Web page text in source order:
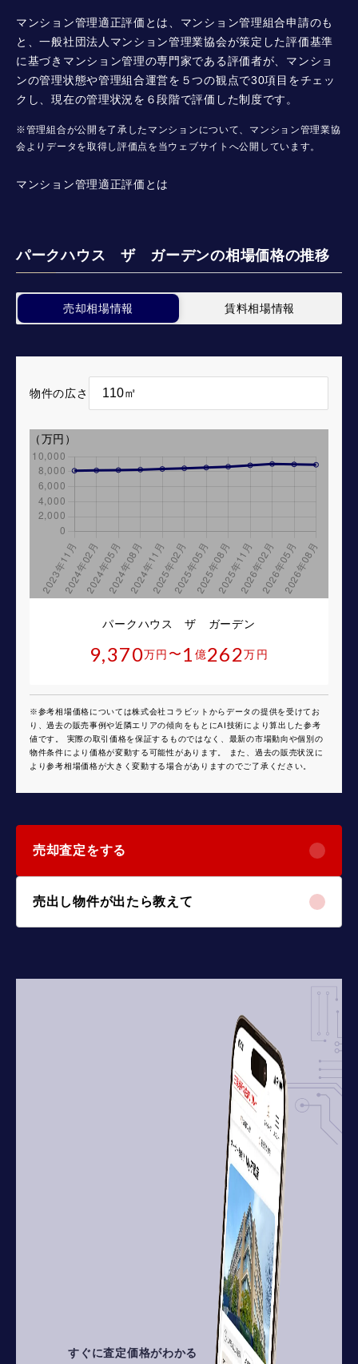
マンション管理適正評価とは、マンション管理組合申請のも
と、一般社団法人マンション管理業協会が策定した評価基準
に基づきマンション管理の専門家である評価者が、マンショ
ンの管理状態や管理組合運営を５つの観点で30項目をチェッ
クし、現在の管理状況を６段階で評価した制度です。
※管理組合が公開を了承したマンションについて、マンション管理業協
会よりデータを取得し評価点を当ウェブサイトへ公開しています。
マンション管理適正評価とは
パークハウス ザ ガーデンの相場価格の推移
売却相場情報 賃料相場情報
物件の広さ
パークハウス ザ ガーデン
9,370万円 〜 1 億262万円
※参考相場価格については株式会社コラビットからデータの提供を受けてお
り、過去の販売事例や近隣エリアの傾向をもとにAI技術により算出した参考
値です。 実際の取引価格を保証するものではなく、最新の市場動向や個別の
物件条件により価格が変動する可能性があります。 また、過去の販売状況に
より参考相場価格が大きく変動する場合がありますのでご了承ください。
（万円）
売却査定をする
売出し物件が出たら教えて
すぐに査定価格がわかる